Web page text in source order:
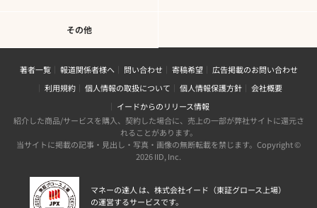
その他
著者一覧 報道関係者様へ 問い合わせ 寄稿希望
広告掲載のお問い合わせ
利用規約
個人情報の取扱について 個人情報保護方針
会社概要
イードからのリリース情報
紹介した商品/サービスを購入、契約した場合に、売上の一部が弊社サイトに還元さ
れることがあります。
当サイトに掲載の記事・見出し・写真・画像の無断転載を禁じます。Copyright ©
2026 IID, Inc.
マネーの達人 は、株式会社イード（東証グロース上場）
の運営するサービスです。